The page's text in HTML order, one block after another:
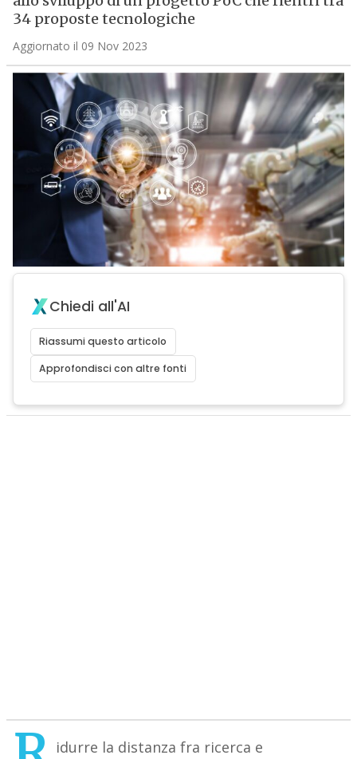
34 proposte tecnologiche
Aggiornato il 09 Nov 2023
Chiedi all'AI
Riassumi questo articolo
Approfondisci con altre fonti
idurre la distanza fra ricerca e